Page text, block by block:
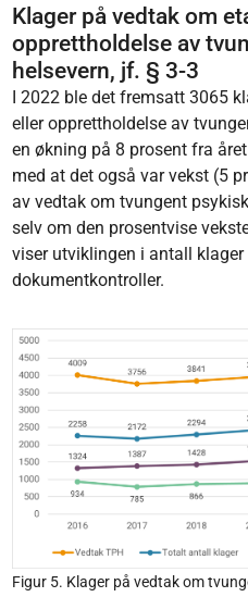
Klager på vedtak om
opprettholdelse av
helsevern, jf. § 3-3
I 2022 ble det fremsatt 3065
eller opprettholdelse av
en økning på 8 prosent fra
med at det også var vekst (5
av vedtak om tvungent
selv om den prosentvise
viser utviklingen i antall
dokumentkontroller.
Figur 5. Klager på vedtak om